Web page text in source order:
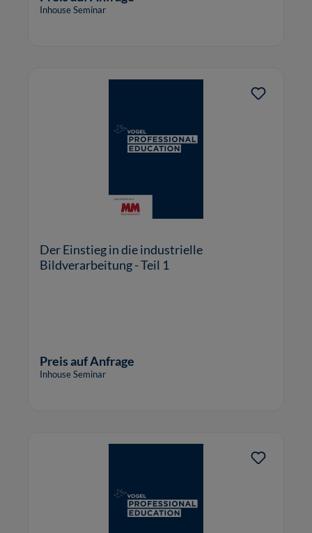
Inhouse Seminar
Der Einstieg in die industrielle
Bildverarbeitung - Teil 1
Preis auf Anfrage
Inhouse Seminar